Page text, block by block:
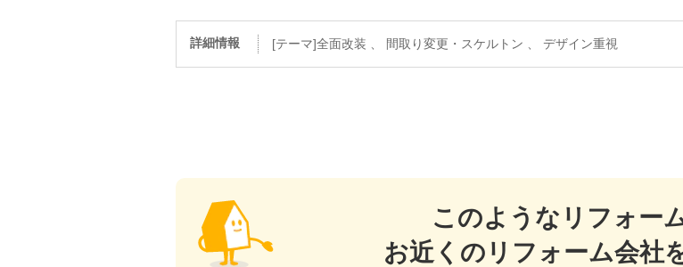
詳細情報 [テーマ]全面改装 、 間取り変更・スケルトン 、 デザイン重視
このようなリフォー
お近くのリフォーム会社